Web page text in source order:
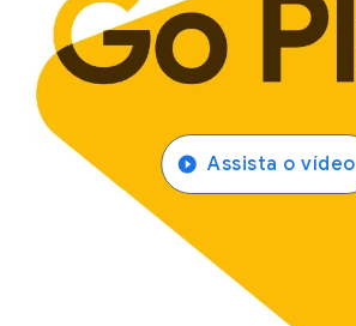
Assista o vídeo